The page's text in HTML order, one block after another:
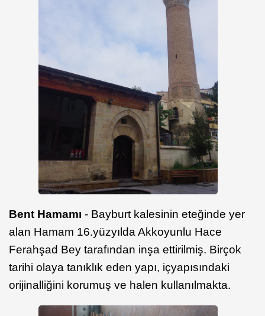
Bent Hamamı - Bayburt kalesinin eteğinde yer
alan Hamam 16.yüzyılda Akkoyunlu Hace
Ferahşad Bey tarafından inşa ettirilmiş. Birçok
tarihi olaya tanıklık eden yapı, içyapısındaki
orijinalliğini korumuş ve halen kullanılmakta.